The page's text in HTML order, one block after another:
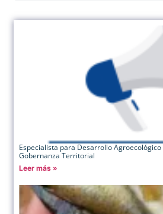
Especialista para Desarrollo
Gobernanza Territorial
Leer más »